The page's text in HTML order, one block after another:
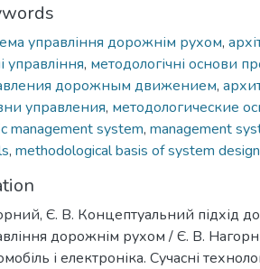
управління дорожнім рухом,
управління, методологічні основи
дорожным движением,
управления, методологические
management system, management
, methodological basis of system design
Є. В. Концептуальний підхід
дорожнім рухом / Є. В.
і електроніка. Сучасні